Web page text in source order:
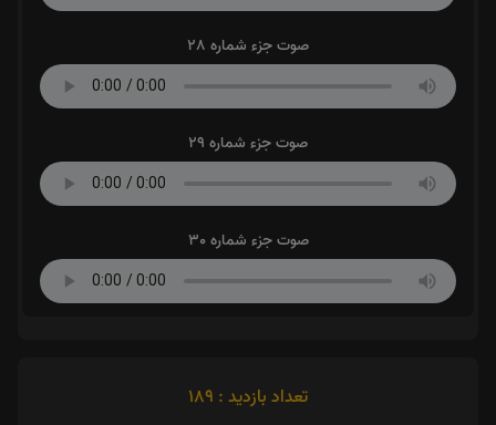
صوت جزء شماره 28
صوت جزء شماره 29
صوت جزء شماره 30
تعداد بازدید : 189